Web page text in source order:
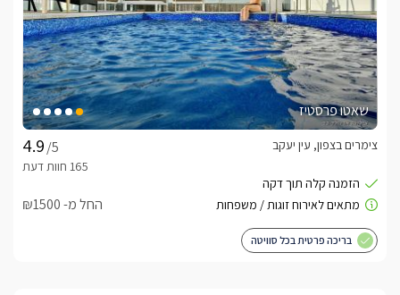
שאטו פרסטיז
/5
צימרים בצפון, עין יעקב
החל מ- ₪1500
בריכה פרטית בכל סוויטה